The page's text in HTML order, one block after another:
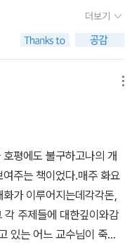
의미를 알아버린 것은 아
더 넓고 따뜻한 마음으
졌다.'늙어가는 것이 두렵
안는다네.'.................'늘
. 어쨌거나 결국 나이는 먹
정스럽냐더군.''그렇지는
람이 참 많네. 그리고 사
살아있는 방법이지.'
하지만, 상처받지 말아야
들은 당연하게 받아들이
로 된 문화라는 생각이 들
게.... 의미없는 생활을 하
. 자기들이 중요하다고
자고 있는 것 같다구그것
. 자기 인생을 의미있게 살
야 하네.자기가 속한 공동
을 주는 일을 창조하는데
을 받아들이는 법을 배우
사람들. 또는 선생은 제발
하면 안되나? 하는 의문
는 직업이지만, 또한 직업
람들이기도 하다. 많은 교
에 관한 이야기이다. 나는
화요일들이무척이나 아
있을 뿐이다. 모리 교수의
사람들의 한 가지 공통점
은) 하나같이 마지막까지
는 도저히 따라할 수 없는
는 긍정의 힘.나는이 책을
더보기
평에도 불구하고나의 개
주는 책이었다.매주 화요
가 이루어지는데각각돈,
있는 어느 교수님이 죽음